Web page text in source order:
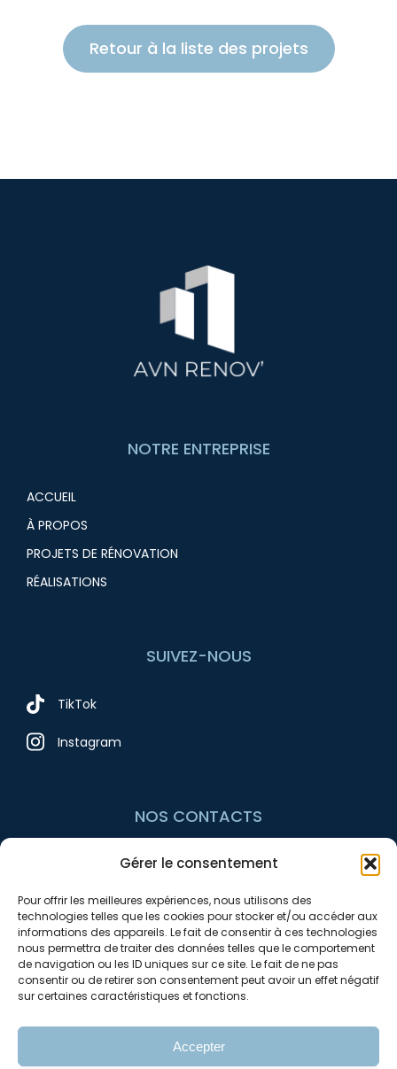
Gérer le consentement
Pour offrir les meilleures expériences, nous utilisons des
technologies telles que les cookies pour stocker et/ou accéder aux
informations des appareils. Le fait de consentir à ces technologies
nous permettra de traiter des données telles que le comportement
de navigation ou les ID uniques sur ce site. Le fait de ne pas
consentir ou de retirer son consentement peut avoir un effet négatif
sur certaines caractéristiques et fonctions.
Accepter
Retour à la liste des projets
NOTRE ENTREPRISE
ACCUEIL
À PROPOS
PROJETS DE RÉNOVATION
RÉALISATIONS
SUIVEZ-NOUS
TikTok
Instagram
NOS CONTACTS
+33 7 54 10 97 74
contact@avnrenov.fr